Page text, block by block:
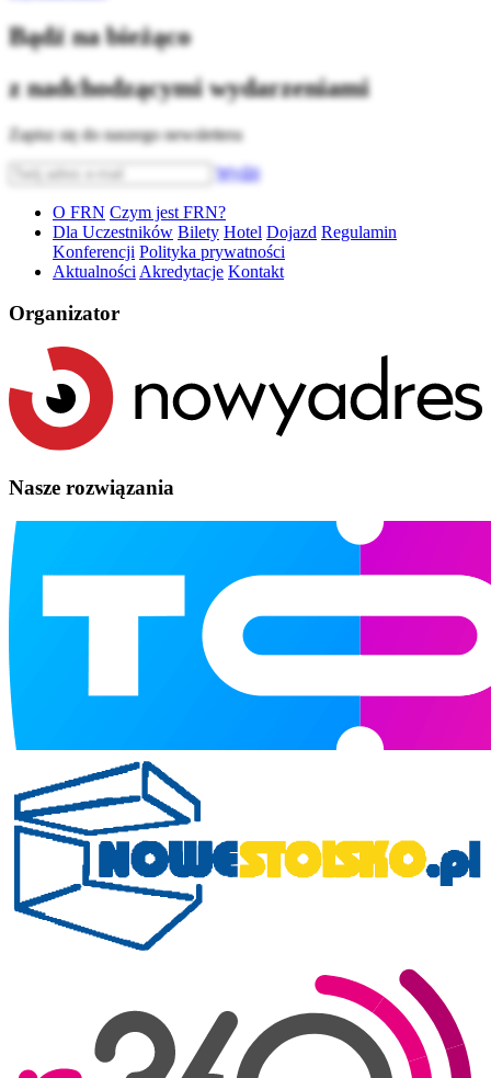
Bądź na bieżąco
z nadchodzącymi wydarzeniami
Zapisz się do naszego newslettera
Wyślij
O FRN Czym jest FRN?
Dla Uczestników Bilety Hotel Dojazd Regulamin
Konferencji Polityka prywatności
Aktualności Akredytacje Kontakt
Organizator
Nasze rozwiązania